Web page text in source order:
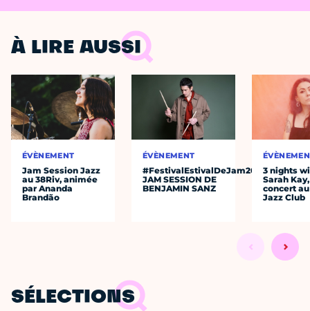
À LIRE AUSSI
ÉVÈNEMENT
Jam Session Jazz
au 38Riv, animée
par Ananda
Brandão
ÉVÈNEMENT
#FestivalEstivalDeJam2026
JAM SESSION DE
BENJAMIN SANZ
3 nights
Sarah
concert
Jazz Club
SÉLECTIONS